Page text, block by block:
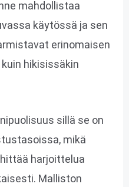
mahdollistaa
käytössä ja sen
erinomaisen
hikisissäkin
sillä se on
mikä
harjoittelua
Malliston